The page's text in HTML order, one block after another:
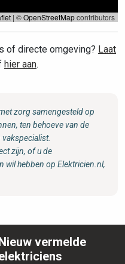
| ©OpenStreetMapcontributors
of directe omgeving? Laat
hier aan.
zorg samengesteld op
ten behoeve van de
zijn, of u de
wil hebben op Elektricien.nl,
vermelde